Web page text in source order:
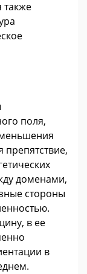
также
поля,
доменами,
стороны
в ее
в